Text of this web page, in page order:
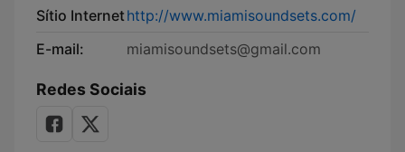
Sítio Internethttp://www.miamisoundsets.com/
E-mail:
miamisoundsets@gmail.com
Redes Sociais